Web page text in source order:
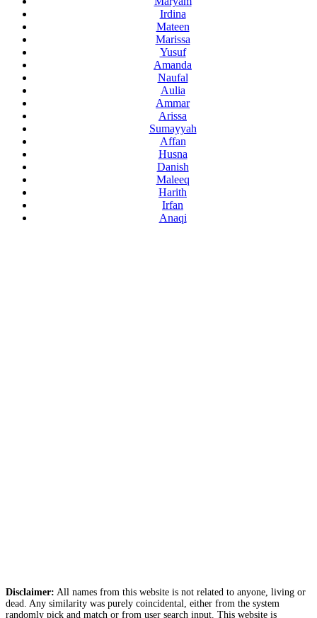
Irdina
Mateen
Marissa
Yusuf
Amanda
Naufal
Aulia
Ammar
Arissa
Sumayyah
Affan
Husna
Danish
Maleeq
Harith
Irfan
Anaqi
Disclaimer: All names from this website is not related to anyone, living or
dead. Any similarity was purely coincidental, either from the system
randomly pick and match or from user search input. This website is